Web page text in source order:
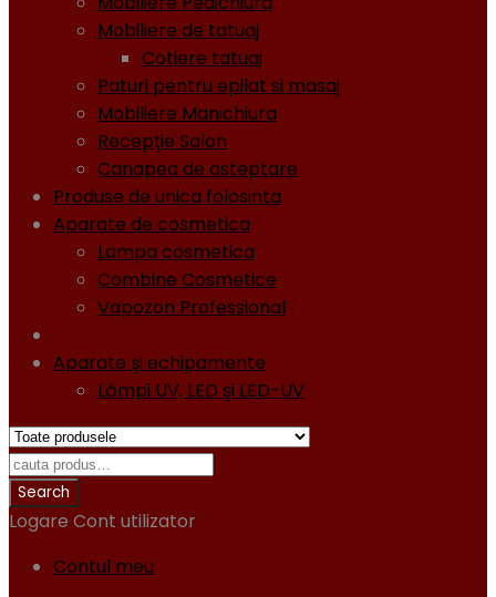
Mobiliere de tatuaj
Cotiere tatuaj
Paturi pentru epilat si masaj
Mobiliere Manichiura
Recepţie Salon
Canapea de asteptare
Produse de unica folosinta
Aparate de cosmetica
Lampa cosmetica
Combine Cosmetice
Vapozon Professional
Aparate şi echipamente
Lămpi UV, LED şi LED-UV
Logare Cont utilizator
Contul meu